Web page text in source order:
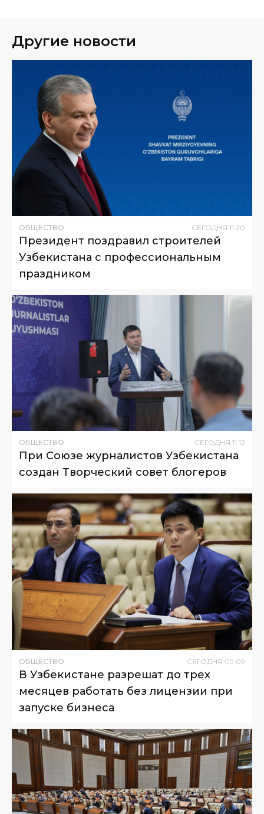
Другие новости
ОБЩЕСТВО СЕГОДНЯ 11:20
Президент поздравил строителей
Узбекистана с профессиональным
праздником
ОБЩЕСТВО СЕГОДНЯ 11:12
При Союзе журналистов Узбекистана
создан Творческий совет блогеров
ОБЩЕСТВО СЕГОДНЯ 09:09
В Узбекистане разрешат до трех
месяцев работать без лицензии при
запуске бизнеса